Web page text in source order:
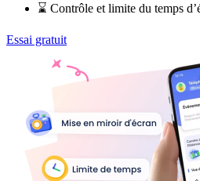
⌛ Contrôle et limite du temps
Essai gratuit